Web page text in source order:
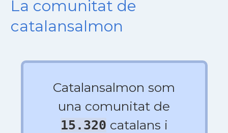
La comunitat de
catalansalmon
Catalansalmon som
una comunitat de
15.320 catalans i